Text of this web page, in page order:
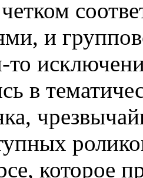
и
то
в
которое